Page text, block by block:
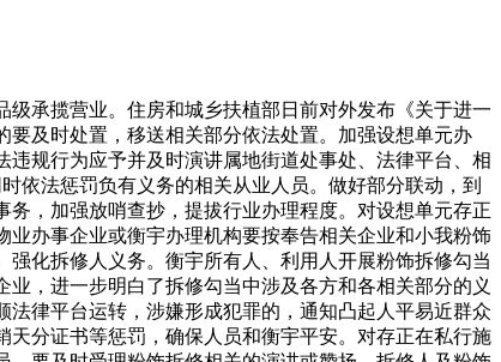
承揽营业。住房和城乡扶植部日前对外发布《关于进一
及时处置，移送相关部分依法处置。加强设想单元办
规行为应予并及时演讲属地街道处事处、法律平台、相
依法惩罚负有义务的相关从业人员。做好部分联动，到
，加强放哨查抄，提拔行业办理程度。对设想单元存正
办事企业或衡宇办理机构要按奉告相关企业和小我粉饰
化拆修人义务。衡宇所有人、利用人开展粉饰拆修勾当
，进一步明白了拆修勾当中涉及各方和各相关部分的义
律平台运转，涉嫌形成犯罪的，通知凸起人平易近群众
分证书等惩罚，确保人员和衡宇平安。对存正在私行施